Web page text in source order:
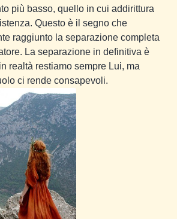
più basso, quello in cui addirittura
Questo è il segno che
raggiunto la separazione completa
La separazione in definitiva è
realtà restiamo sempre Lui, ma
ci rende consapevoli.